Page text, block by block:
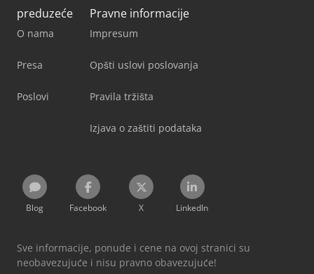
preduzeće
O nama
Presa
Poslovi
Pravne informacije
Impresum
Opšti uslovi poslovanja
Pravila tržišta
Izjava o zaštiti podataka
Blog Facebook X LinkedIn
Sve informacije, ponude i cene na ovoj stranici su
neobavezujuće i nisu pravno obavezujuće!